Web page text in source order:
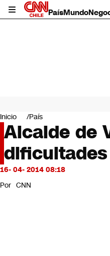
PaísMundo
Mundo
Negocios
Deportes
Programas completos
Cultura
Servicios
Bits
CNN Data
Inicio País
Alcalde de
16- 04- 2014 08:18
Por CNN